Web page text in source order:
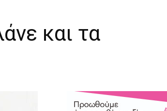
και τα